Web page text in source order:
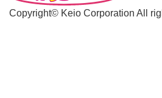
Copyright© Keio Corporation All